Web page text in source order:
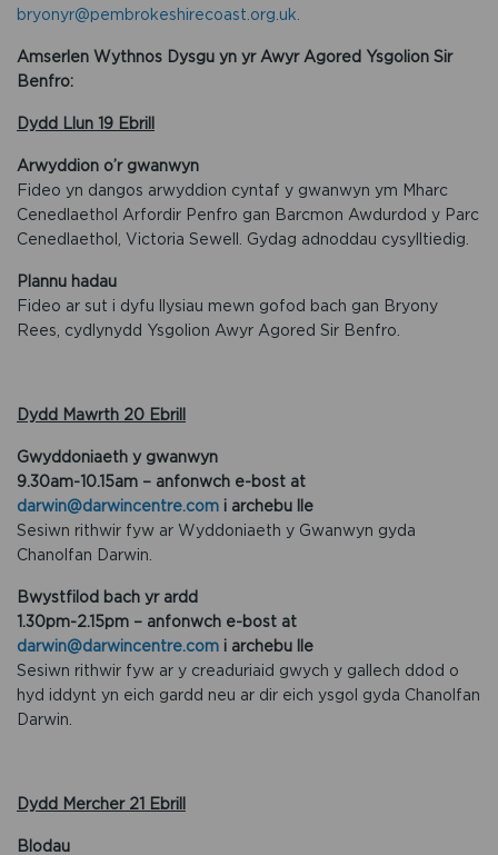
bryonyr@pembrokeshirecoast.org.uk.
Amserlen Wythnos Dysgu yn yr Awyr Agored Ysgolion Sir
Benfro:
Dydd Llun 19 Ebrill
Arwyddion o’r gwanwyn
Fideo yn dangos arwyddion cyntaf y gwanwyn ym Mharc
Cenedlaethol Arfordir Penfro gan Barcmon Awdurdod y Parc
Cenedlaethol, Victoria Sewell. Gydag adnoddau cysylltiedig.
Plannu hadau
Fideo ar sut i dyfu llysiau mewn gofod bach gan Bryony
Rees, cydlynydd Ysgolion Awyr Agored Sir Benfro.
Dydd Mawrth 20 Ebrill
Gwyddoniaeth y gwanwyn
9.30am-10.15am – anfonwch e-bost at
darwin@darwincentre.com i archebu lle
Sesiwn rithwir fyw ar Wyddoniaeth y Gwanwyn gyda
Chanolfan Darwin.
Bwystfilod bach yr ardd
1.30pm-2.15pm – anfonwch e-bost at
darwin@darwincentre.com i archebu lle
Sesiwn rithwir fyw ar y creaduriaid gwych y gallech ddod o
hyd iddynt yn eich gardd neu ar dir eich ysgol gyda Chanolfan
Darwin.
Dydd Mercher 21 Ebrill
Blodau